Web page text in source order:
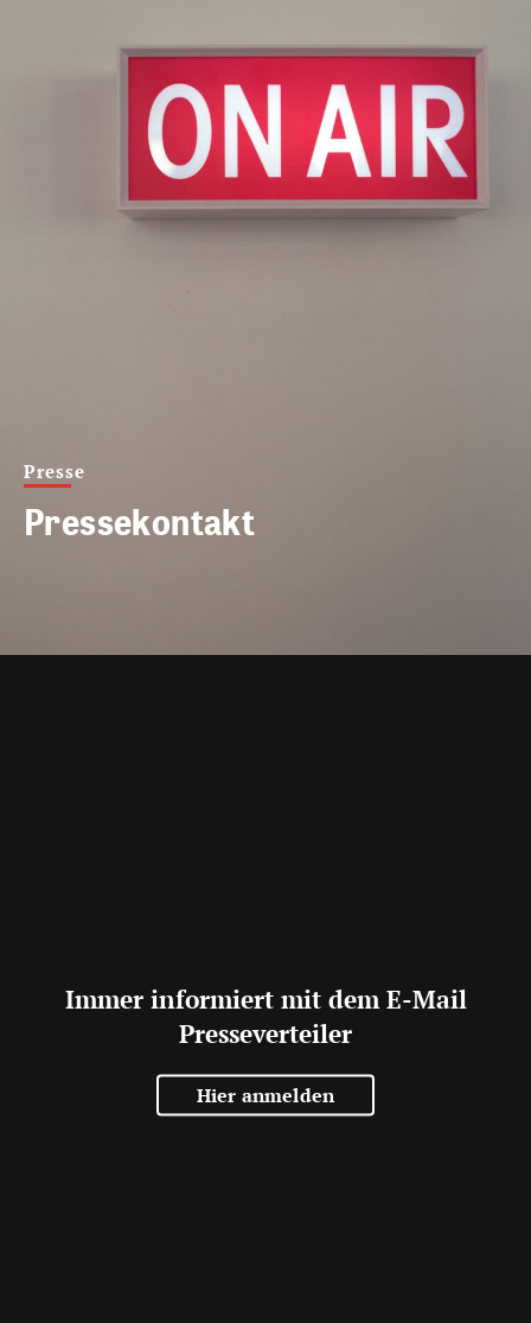
Presse
Pressekontakt
Immer informiert mit dem E-Mail
Presseverteiler
Hier anmelden